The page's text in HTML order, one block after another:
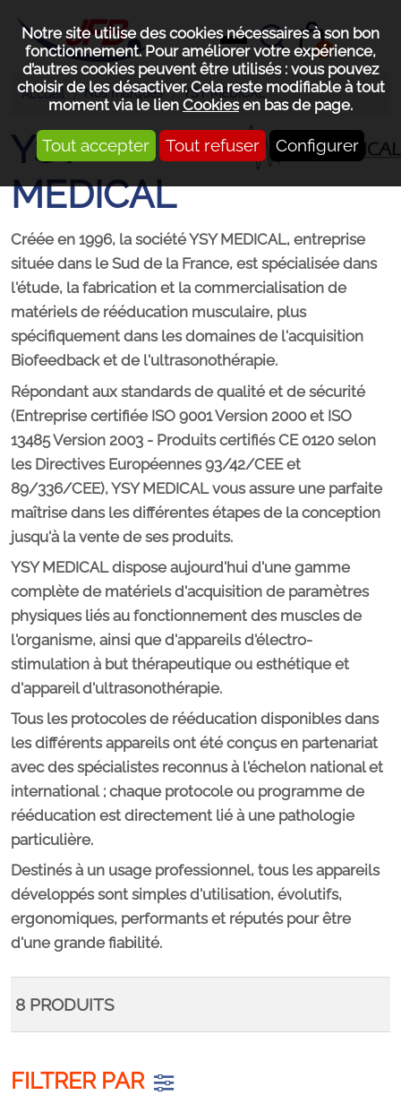
Notre site utilise des cookies nécessaires à son bon
fonctionnement. Pour améliorer votre expérience,
d’autres cookies peuvent être utilisés : vous pouvez
choisir de les désactiver. Cela reste modifiable à tout
moment via le lien Cookiesen bas de page.
Tout accepter Tout refuser Configurer
0
Accueil Nos marques YSY MEDICAL
YSY
MEDICAL
Créée en 1996, la société YSY MEDICAL, entreprise
située dans le Sud de la France, est spécialisée dans
l'étude, la fabrication et la commercialisation de
matériels de rééducation musculaire, plus
spécifiquement dans les domaines de l'acquisition
Biofeedback et de l'ultrasonothérapie.
Répondant aux standards de qualité et de sécurité
(Entreprise certifiée ISO 9001 Version 2000 et ISO
13485 Version 2003 - Produits certifiés CE 0120 selon
les Directives Européennes 93/42/CEE et
89/336/CEE), YSY MEDICAL vous assure une parfaite
maîtrise dans les différentes étapes de la conception
jusqu'à la vente de ses produits.
YSY MEDICAL dispose aujourd'hui d'une gamme
complète de matériels d'acquisition de paramètres
physiques liés au fonctionnement des muscles de
l'organisme, ainsi que d'appareils d'électro-
stimulation à but thérapeutique ou esthétique et
d'appareil d'ultrasonothérapie.
Tous les protocoles de rééducation disponibles dans
les différents appareils ont été conçus en partenariat
avec des spécialistes reconnus à l'échelon national et
international ; chaque protocole ou programme de
rééducation est directement lié à une pathologie
particulière.
Destinés à un usage professionnel, tous les appareils
développés sont simples d'utilisation, évolutifs,
ergonomiques, performants et réputés pour être
d'une grande fiabilité.
8 PRODUITS
FILTRER PAR